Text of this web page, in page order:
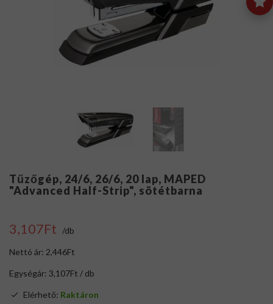
Tűzőgép, 24/6, 26/6, 20 lap, MAPED
"Advanced Half-Strip", sötétbarna
3,107Ft /db
Nettó ár: 2,446Ft
Egységár: 3,107Ft / db
Elérhető: Raktáron